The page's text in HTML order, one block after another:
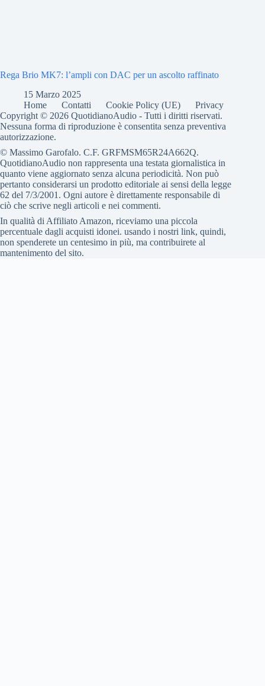
Rega Brio MK7: l’ampli con DAC per un ascolto raffinato
15 Marzo 2025
Home
Contatti Cookie Policy (UE)
Privacy
Copyright © 2026 QuotidianoAudio - Tutti i diritti riservati.
Nessuna forma di riproduzione è consentita senza preventiva
autorizzazione.
© Massimo Garofalo. C.F. GRFMSM65R24A662Q.
QuotidianoAudio non rappresenta una testata giornalistica in
quanto viene aggiornato senza alcuna periodicità. Non può
pertanto considerarsi un prodotto editoriale ai sensi della legge
62 del 7/3/2001. Ogni autore è direttamente responsabile di
ciò che scrive negli articoli e nei commenti.
In qualità di Affiliato Amazon, riceviamo una piccola
percentuale dagli acquisti idonei. usando i nostri link, quindi,
non spenderete un centesimo in più, ma contribuirete al
mantenimento del sito.